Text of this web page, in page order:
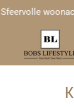
Sfeervolle